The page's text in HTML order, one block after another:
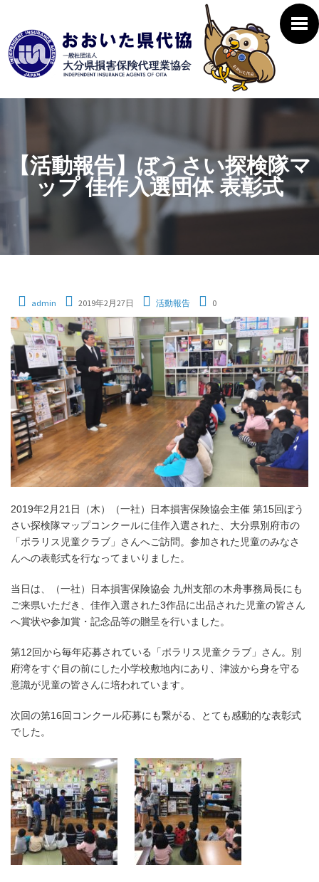
【活動報告】ぼうさい探検隊マ
ップ 佳作入選団体 表彰式
admin 2019年2月27日 活動報告 0
2019年2月21日（木）（一社）日本損害保険協会主催 第15回ぼう
さい探検隊マップコンクールに佳作入選された、大分県別府市の
「ポラリス児童クラブ」さんへご訪問。参加された児童のみなさ
んへの表彰式を行なってまいりました。
当日は、（一社）日本損害保険協会 九州支部の木舟事務局長にも
ご来県いただき、佳作入選された3作品に出品された児童の皆さん
へ賞状や参加賞・記念品等の贈呈を行いました。
第12回から毎年応募されている「ポラリス児童クラブ」さん。別
府湾をすぐ目の前にした小学校敷地内にあり、津波から身を守る
意識が児童の皆さんに培われています。
次回の第16回コンクール応募にも繋がる、とても感動的な表彰式
でした。